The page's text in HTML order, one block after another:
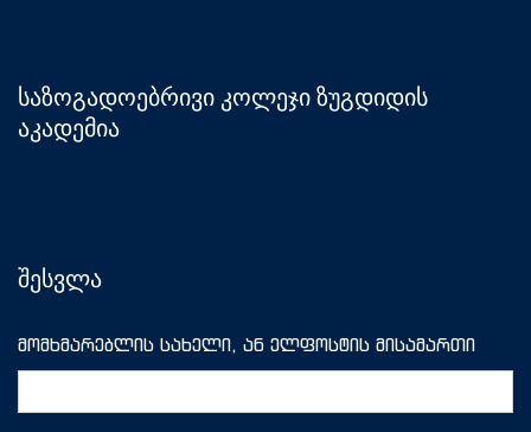
საზოგადოებრივი კოლეჯი ზუგდიდის
აკადემია
შესვლა
მომხმარებლის სახელი, ან ელფოსტის მისამართი